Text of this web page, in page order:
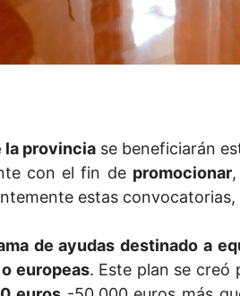
la provinciase beneficiarán
con el fin de promocionar,
estas
de ayudas destinado a
o europeas. Este plan se creó